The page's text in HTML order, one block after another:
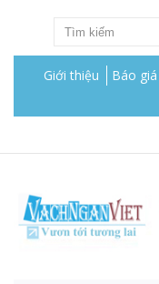
Giới thiệu Báo giá